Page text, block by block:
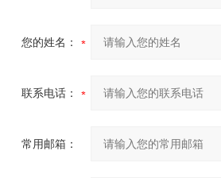
您的姓名：
联系电话：
常用邮箱：